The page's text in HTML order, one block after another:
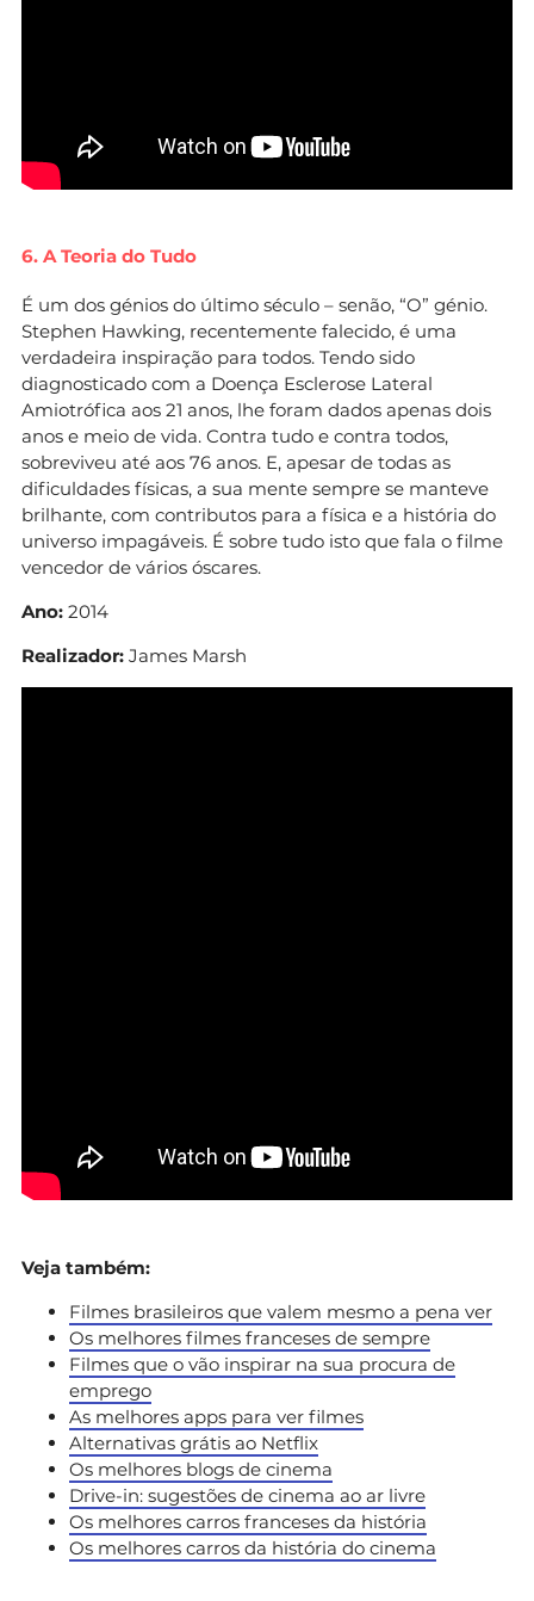
6. A Teoria do Tudo
É um dos génios do último século – senão, “O” génio.
Stephen Hawking, recentemente falecido, é uma
verdadeira inspiração para todos. Tendo sido
diagnosticado com a Doença Esclerose Lateral
Amiotrófica aos 21 anos, lhe foram dados apenas dois
anos e meio de vida. Contra tudo e contra todos,
sobreviveu até aos 76 anos. E, apesar de todas as
dificuldades físicas, a sua mente sempre se manteve
brilhante, com contributos para a física e a história do
universo impagáveis. É sobre tudo isto que fala o filme
vencedor de vários óscares.
Ano: 2014
Realizador: James Marsh
Veja também:
Filmes brasileiros que valem mesmo a pena ver
Os melhores filmes franceses de sempre
Filmes que o vão inspirar na sua procura de
emprego
As melhores apps para ver filmes
Alternativas grátis ao Netflix
Os melhores blogs de cinema
Drive-in: sugestões de cinema ao ar livre
Os melhores carros franceses da história
Os melhores carros da história do cinema